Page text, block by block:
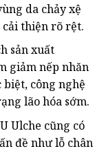
da chảy xệ
cải thiện rõ rệt.
sản xuất
giảm nếp nhăn
biệt, công nghệ
lão hóa sớm.
Ulche cũng có
đề như lỗ chân